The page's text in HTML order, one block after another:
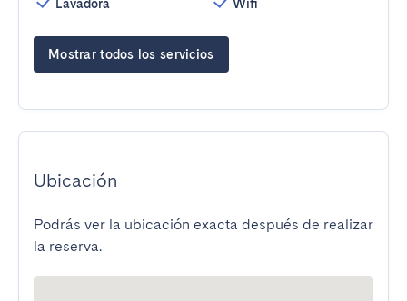
Lavadora
Wifi
Mostrar todos los servicios
Ubicación
Podrás ver la ubicación exacta después de realizar
la reserva.